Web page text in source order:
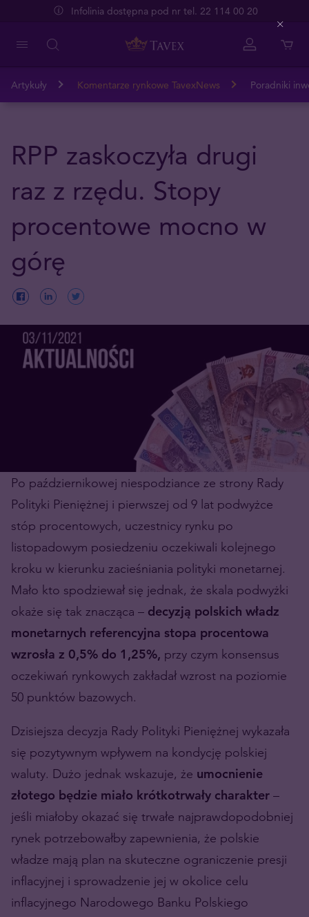
Infolinia dostępna pod nr tel. 22 114 00 20
Artykuły Komentarze rynkowe TavexNews Poradniki
RPP zaskoczyła drugi
raz z rzędu. Stopy
procentowe mocno w
górę
Po październikowej niespodziance ze strony Rady
Polityki Pieniężnej i pierwszej od 9 lat podwyżce
stóp procentowych, uczestnicy rynku po
listopadowym posiedzeniu oczekiwali kolejnego
kroku w kierunku zacieśniania polityki monetarnej.
Mało kto spodziewał się jednak, że skala podwyżki
okaże się tak znacząca – decyzją polskich władz
monetarnych referencyjna stopa procentowa
wzrosła z 0,5% do 1,25%, przy czym konsensus
oczekiwań rynkowych zakładał wzrost na poziomie
50 punktów bazowych.
Dzisiejsza decyzja Rady Polityki Pieniężnej wykazała
się pozytywnym wpływem na kondycję polskiej
waluty. Dużo jednak wskazuje, że umocnienie
złotego będzie miało krótkotrwały charakter –
jeśli miałoby okazać się trwałe najprawdopodobniej
rynek potrzebowałby zapewnienia, że polskie
władze mają plan na skuteczne ograniczenie presji
inflacyjnej i sprowadzenie jej w okolice celu
inflacyjnego Narodowego Banku Polskiego
Close